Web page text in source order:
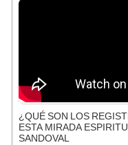
¿QUÉ SON LOS
ESTA MIRADA
SANDOVAL